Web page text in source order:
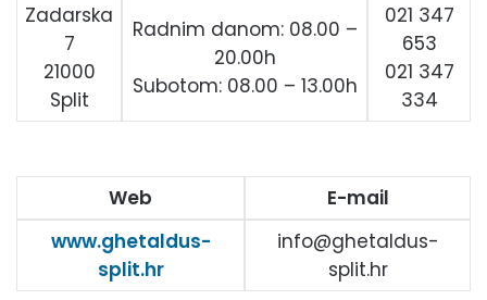
Zadarska
7
21000
Split
Radnim danom: 08.00 –
20.00h
Subotom: 08.00 – 13.00h
021 347
653
021 347
334
Web
E-mail
www.ghetaldus-
split.hr
info@ghetaldus-
split.hr